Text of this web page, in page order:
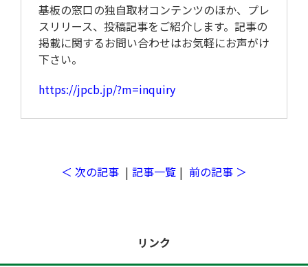
開発サポートのお願い
基板の窓口の独自取材コンテンツのほか、プレ
スリリース、投稿記事をご紹介します。記事の
掲載に関するお問い合わせはお気軽にお声がけ
下さい。
https://jpcb.jp/?m=inquiry
＜ 次の記事 | 記事一覧 | 前の記事 ＞
リンク